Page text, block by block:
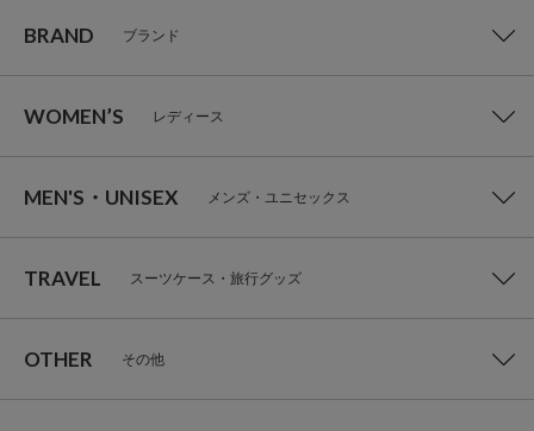
BRAND ブランド
WOMEN’S レディース
MEN'S・UNISEX メンズ・ユニセックス
TRAVEL スーツケース・旅行グッズ
OTHER その他